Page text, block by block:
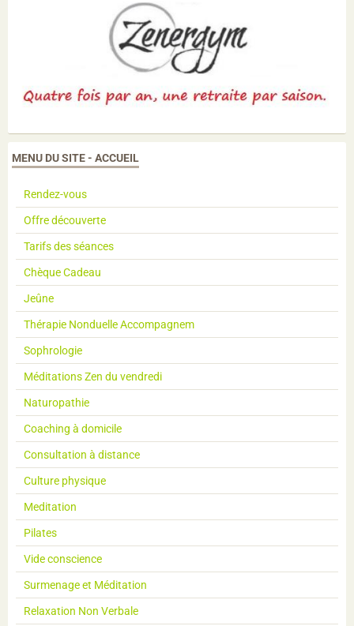
MENU DU SITE - ACCUEIL
Rendez-vous
Offre découverte
Tarifs des séances
Chèque Cadeau
Jeûne
Thérapie Nonduelle Accompagnem
Sophrologie
Méditations Zen du vendredi
Naturopathie
Coaching à domicile
Consultation à distance
Culture physique
Meditation
Pilates
Vide conscience
Surmenage et Méditation
Relaxation Non Verbale